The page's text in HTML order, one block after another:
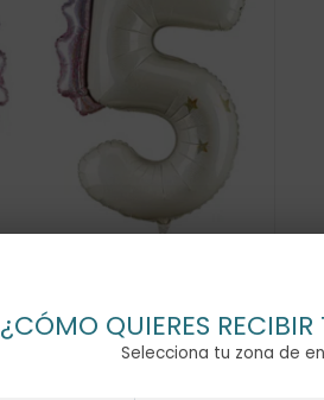
¿CÓMO QUIERES
Selecciona tu zona de